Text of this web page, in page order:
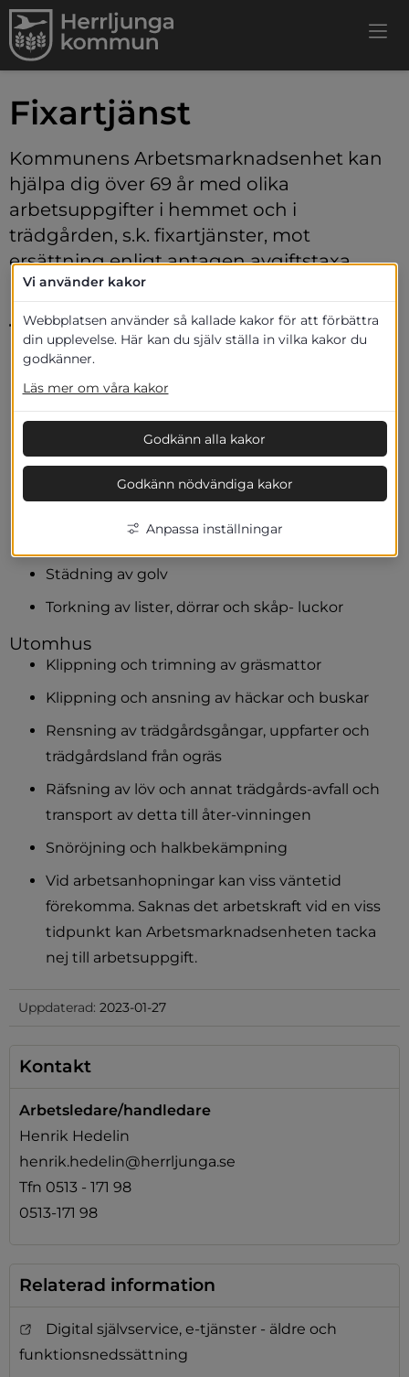
Fixartjänst
Kommunens Arbetsmarknadsenhet kan
hjälpa dig över 69 år med olika
arbetsuppgifter i hemmet och i
trädgården, s.k. fixartjänster, mot
ersättning enligt antagen avgiftstaxa.
Exempel på arbetsuppgifter som
fixartjänst utför
Inomhus
Byte av glödlampor och elsäkringar
Dammtorkning
Fönsterputsning
Mattpiskning
lampor och tavlor
Städning av golv
Torkning av lister, dörrar och skåp- luckor
Utomhus
Klippning och trimning av gräsmattor
Klippning och ansning av häckar och buskar
Rensning av trädgårdsgångar, uppfarter och
trädgårdsland från ogräs
Räfsning av löv och annat trädgårds-avfall och
transport av detta till åter-vinningen
Snöröjning och halkbekämpning
Vid arbetsanhopningar kan viss väntetid
förekomma. Saknas det arbetskraft vid en viss
tidpunkt kan Arbetsmarknadsenheten tacka
nej till arbetsuppgift.
Uppdaterad: 2023-01-27
Kontakt
Arbetsledare/handledare
Henrik Hedelin
henrik.hedelin@herrljunga.se
Tfn 0513 - 171 98
0513-171 98
Relaterad information
Digital självservice, e-tjänster - äldre och
funktionsnedssättning
Vi använder kakor
Webbplatsen använder så kallade kakor för att förbättra
din upplevelse. Här kan du själv ställa in vilka kakor du
godkänner.
Läs mer om våra kakor
Godkänn alla kakor
Godkänn nödvändiga kakor
Anpassa inställningar